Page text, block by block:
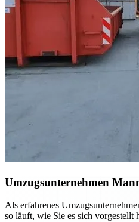
Umzugsunternehmen
Als erfahrenes
so läuft, wie Sie es sich vorgestellt